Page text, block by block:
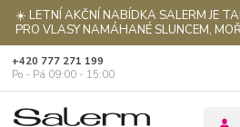
☀️ LETNÍ AKČNÍ NABÍDKA SALERM JE
PRO VLASY NAMÁHANÉ SLUNCEM,
+420 777 271 199
Po - Pá 09:00 - 15:00